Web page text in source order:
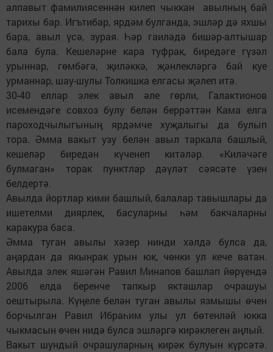
алпавыт фамилиясеннән килеп чыккан авылның бай
тарихы бар. Игътибар, ярдәм булганда, эшләр дә яхшы
бара, авыл үсә, зурая. Һәр гаиләдә бишәр-алтышар
бала була. Кешеләрне кара туфрак, биредәге гүзәл
урыннар, гөмбәгә, җиләккә, җәнлекләргә бай куе
урманнар, шау-шулы Толкишка елгасы җәлеп итә.
30-40 еллар элек авыл әле гөрли, Галактионов
исемендәге совхоз булу белән беррәттән Кама елга
пароходчылыгының ярдәмче хуҗалыгы да булып
тора. Әмма вакыт узу белән авыл таркала башлый,
кешеләр биредән күченеп китәләр. «Киләчәге
булмаган» торак пунктлар дәүләт сәясәте үзен
белдертә.
Авылда йортлар кими башлый, балалар тавышлары да
ишетелми диярлек, басуларны һәм бакчаларны
каракура баса.
Әмма туган авылы хәзер нинди хәлдә булса да,
аңардан да якынрак урын юк, чөнки ул кече ватан.
Авылда элек яшәгән Равил Минапов башлап йөрүендә
2006 елда беренче тапкыр якташлар очрашуы
оештырыла. Күңеле белән туган авылы язмышы өчен
борчылган Равил Ибраһим улы ул бөтенләй юкка
чыкмасын өчен нидә булса эшләргә кирәклеген аңлый.
Вакыт шундый очрашуларның кирәк булуын күрсәтә.